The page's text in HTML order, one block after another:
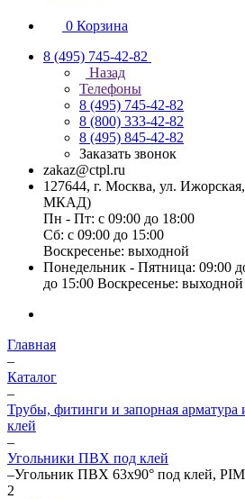
0 Корзина
8 (495) 745-42-82
Назад
Телефоны
8 (495) 745-42-82
8 (800) 333-42-82
8 (495) 845-42-82
Заказать звонок
zakaz@ctpl.ru
127644, г. Москва, ул.
МКАД)
Пн - Пт: с 09:00 до 18:00
Сб: с 09:00 до 15:00
Воскресенье: выходной
Понедельник - Пятница: 09:00
до 15:00 Воскресенье: выходной
Главная
–
Каталог
–
Трубы, фитинги и запорная
клей
–
Угольники ПВХ под клей
–Угольник ПВХ 63х90° под клей,
2